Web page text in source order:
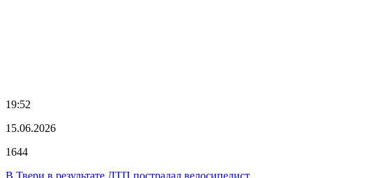
19:52
15.06.2026
1644
В Твери в результате ДТП пострадал велосипедист